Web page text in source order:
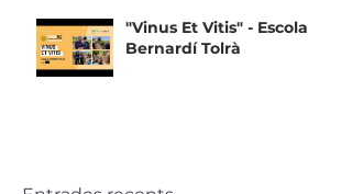
"Vinus Et Vitis" - Escola
Bernardí Tolrà